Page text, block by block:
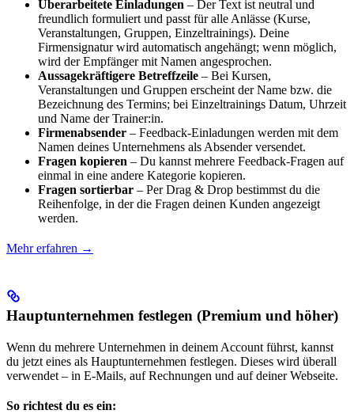
Überarbeitete Einladungen – Der Text ist neutral und
freundlich formuliert und passt für alle Anlässe (Kurse,
Veranstaltungen, Gruppen, Einzeltrainings). Deine
Firmensignatur wird automatisch angehängt; wenn möglich,
wird der Empfänger mit Namen angesprochen.
Aussagekräftigere Betreffzeile – Bei Kursen,
Veranstaltungen und Gruppen erscheint der Name bzw. die
Bezeichnung des Termins; bei Einzeltrainings Datum, Uhrzeit
und Name der Trainer:in.
Firmenabsender – Feedback-Einladungen werden mit dem
Namen deines Unternehmens als Absender versendet.
Fragen kopieren – Du kannst mehrere Feedback-Fragen auf
einmal in eine andere Kategorie kopieren.
Fragen sortierbar – Per Drag & Drop bestimmst du die
Reihenfolge, in der die Fragen deinen Kunden angezeigt
werden.
Mehr erfahren →
Hauptunternehmen festlegen (Premium und höher)
Wenn du mehrere Unternehmen in deinem Account führst, kannst
du jetzt eines als Hauptunternehmen festlegen. Dieses wird überall
verwendet – in E-Mails, auf Rechnungen und auf deiner Webseite.
So richtest du es ein: